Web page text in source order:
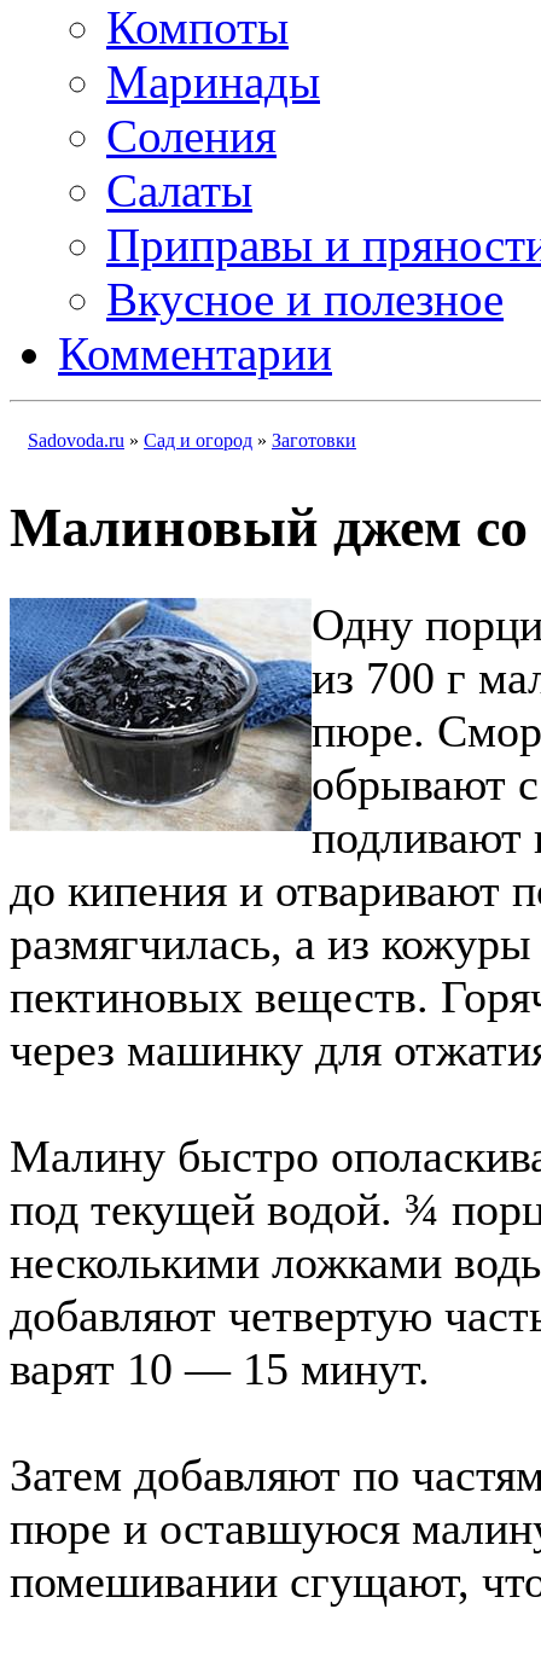
Компоты
Маринады
Соления
Салаты
Приправы и
Вкусное и полезное
Комментарии
Sadovoda.ru » Сад и огород » Заготовки
Малиновый джем
Одну
из 700 г
пюре.
обрывают
подливают
до кипения и отваривают
размягчилась, а из
пектиновых веществ.
через машинку для
Малину быстро
под текущей водой. ¾
несколькими ложками
добавляют четвертую
варят 10 — 15 минут.
Затем добавляют по
пюре и оставшуюся
помешивании сгущают,